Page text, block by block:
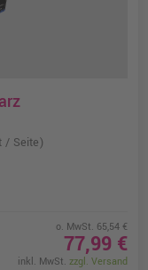
/ Seite)
o. MwSt. 65,54 €
77,99 €
inkl. MwSt. zzgl. Versand